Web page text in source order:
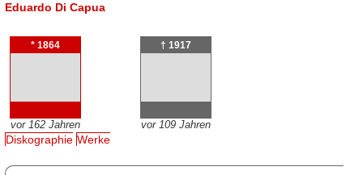
Eduardo Di Capua
* 1864
vor 162 Jahren
† 1917
vor 109 Jahren
Diskographie Werke